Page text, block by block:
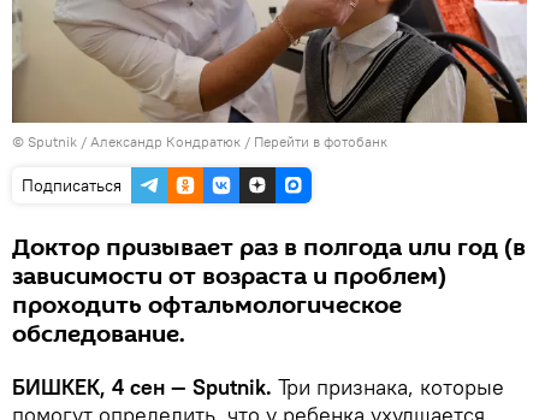
© Sputnik / Александр Кондратюк / Перейти в фотобанк
Подписаться
Доктор призывает раз в полгода или год (в
зависимости от возраста и проблем)
проходить офтальмологическое
обследование.
БИШКЕК, 4 сен — Sputnik. Три признака, которые
помогут определить, что у ребенка ухудшается